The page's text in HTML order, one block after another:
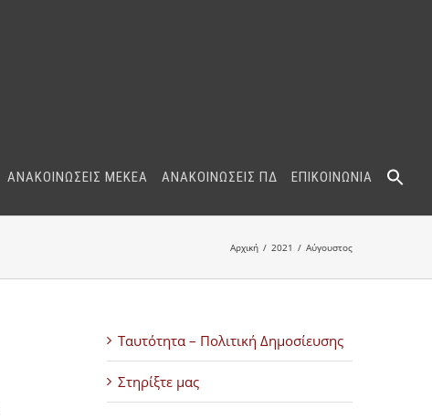
ΑΝΑΚΟΙΝΩΣΕΙΣ ΜΕΚΕΑ ΑΝΑΚΟΙΝΩΣΕΙΣ ΠΔ ΕΠΙΚΟΙΝΩΝΙΑ
Αρχική 2021 Αύγουστος
Ταυτότητα – Πολιτική Δημοσίευσης
Στηρίξτε μας